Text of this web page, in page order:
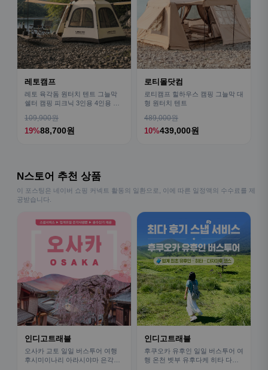
레토캠프
레토 육각돔 원터치 텐트 그늘막
쉘터 캠핑 피크닉 3인용 4인용 패
109,900원
19%88,700원
로티몰닷컴
로티캠프 힐하우스 캠핑 그늘막 대
형 원터치 텐트
489,000원
10%439,000원
N스토어 추천 상품
이 포스팅은 네이버 쇼핑 커넥트 활동의 일환으로, 이에 따른 일정액의 수수료를 제
공받습니다.
인디고트래블
오사카 교토 일일 버스투어 여행
후시미이나리 아라시야마 은각사
인디고트래블
후쿠오카 유후인 일일 버스투어 여
행 온천 벳부 유후다케 히타 다자